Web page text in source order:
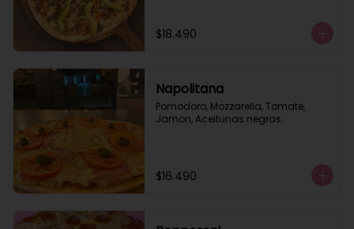
$18.490
Napolitana
Pomodoro, Mozzarella, Tomate,
Jamon, Aceitunas negras.
$16.490